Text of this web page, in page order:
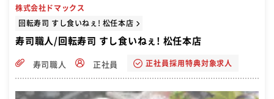
開業 してＦＣ店舗の社長になった実績もあり
株式会社ドマックス
回転寿司 すし食いねぇ! 松任本店
寿司職人/回転寿司 すし食いねぇ! 松任本店
寿司職人 正社員 正社員採用特典対象求人